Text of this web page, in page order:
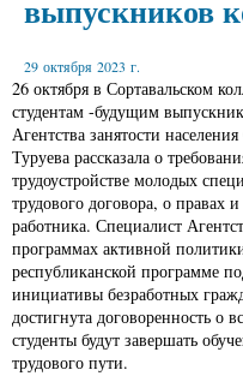
выпускников
29 октября 2023 г.
26 октября в Сортавальском
студентам -будущим
Агентства занятости
Туруева рассказала о
трудоустройстве молодых
трудового договора, о правах
работника. Специалист
программах активной
республиканской программе
инициативы безработных
достигнута договоренность о
студенты будут завершать
трудового пути.